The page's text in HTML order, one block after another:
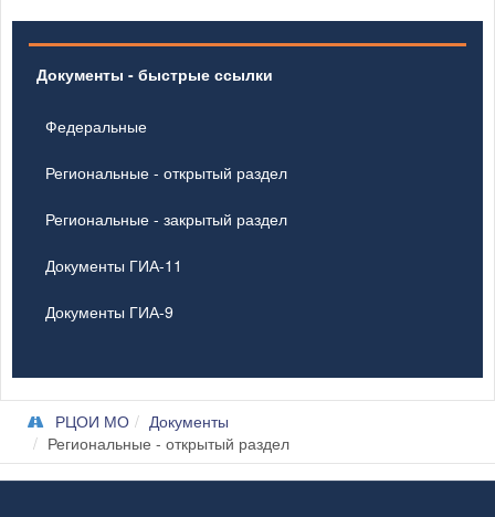
Документы - быстрые ссылки
Федеральные
Региональные - открытый раздел
Региональные - закрытый раздел
Документы ГИА-11
Документы ГИА-9
РЦОИ МО
Документы
Региональные - открытый раздел